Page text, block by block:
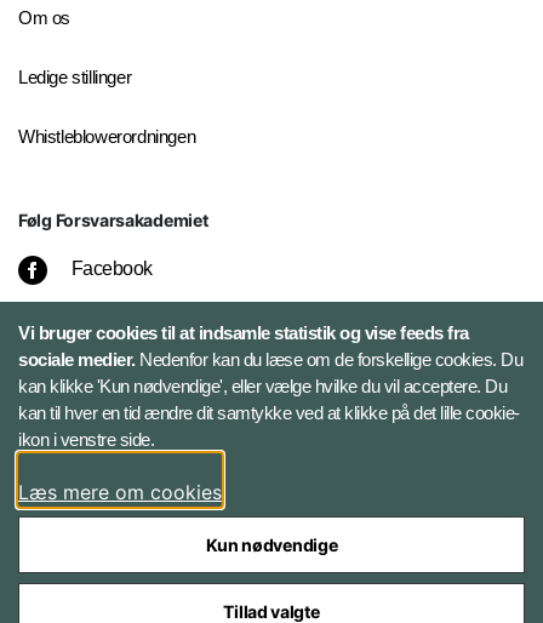
Om os
Ledige stillinger
Whistleblowerordningen
Følg Forsvarsakademiet
Facebook
LinkedIn
Twitter
Bluesky
Vi bruger cookies til at indsamle statistik og vise feeds fra
sociale medier.Nedenfor kan du læse om de forskellige cookies. Du
kan klikke 'Kun nødvendige', eller vælge hvilke du vil acceptere. Du
kan til hver en tid ændre dit samtykke ved at klikke på det lille cookie-
ikon i venstre side.
Læs mere om cookies
Kun nødvendige
Tillad valgte